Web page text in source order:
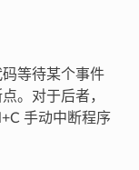
等待某个事件
。对于后者，
手动中断程序